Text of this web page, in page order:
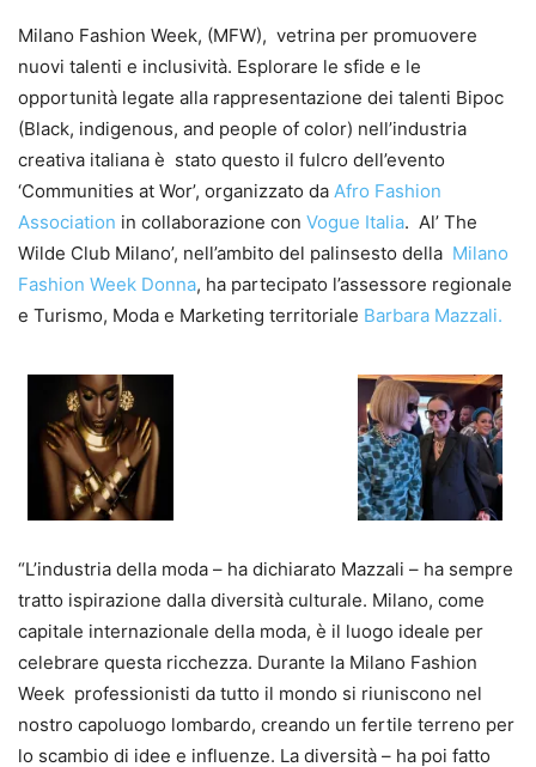
Milano Fashion Week, (MFW), vetrina per promuovere
nuovi talenti e inclusività. Esplorare le sfide e le
opportunità legate alla rappresentazione dei talenti Bipoc
(Black, indigenous, and people of color) nell’industria
creativa italiana è stato questo il fulcro dell’evento
‘Communities at Wor’, organizzato da Afro Fashion
Association in collaborazione con Vogue Italia. Al’ The
Wilde Club Milano’, nell’ambito del palinsesto della Milano
Fashion Week Donna, ha partecipato l’assessore regionale
e Turismo, Moda e Marketing territoriale Barbara Mazzali.
“L’industria della moda – ha dichiarato Mazzali – ha sempre
tratto ispirazione dalla diversità culturale. Milano, come
capitale internazionale della moda, è il luogo ideale per
celebrare questa ricchezza. Durante la Milano Fashion
Week professionisti da tutto il mondo si riuniscono nel
nostro capoluogo lombardo, creando un fertile terreno per
lo scambio di idee e influenze. La diversità – ha poi fatto